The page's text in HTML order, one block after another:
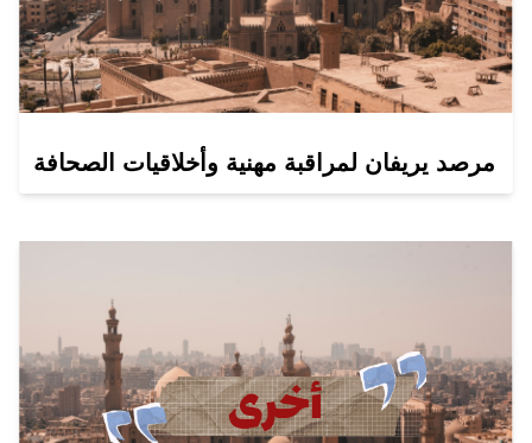
مرصد يريفان لمراقبة مهنية وأخلاقيات الصحافة